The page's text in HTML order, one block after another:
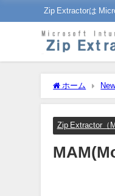
Zip Extractorは
ホーム
Zip Extractor（